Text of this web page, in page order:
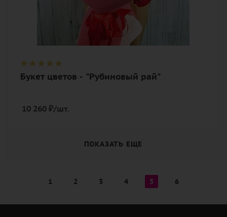
Букет цветов - "Рубиновый рай"
10 260 ₽/шт.
ПОКАЗАТЬ ЕЩЕ
1 2 3 4 5 6